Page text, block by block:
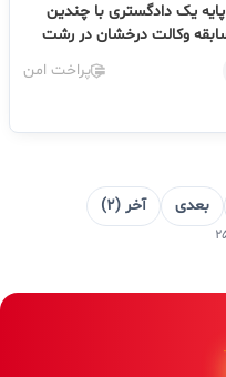
یک دادگستری با چندین
وکالت درخشان در رشت
پراخت امن
بعدی آخر (2)